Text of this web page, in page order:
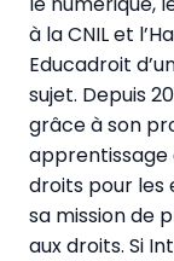
à la CNIL et
Educadroit
sujet. Depuis
grâce à son
apprentissage
droits pour les
sa mission de
aux droits. Si